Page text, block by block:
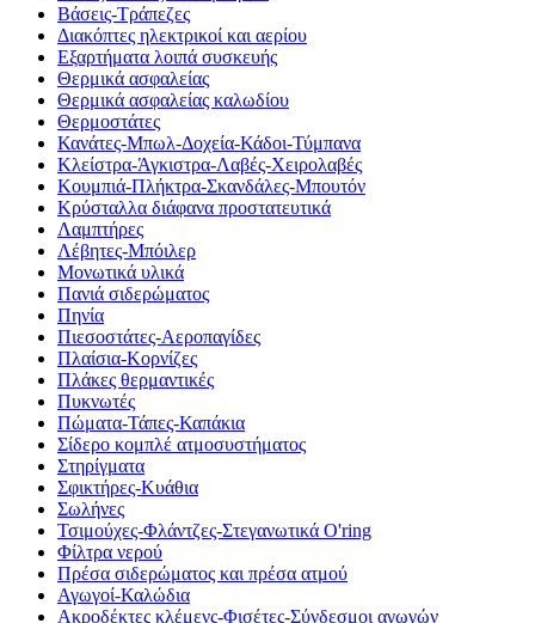
Βάσεις-Τράπεζες
Διακόπτες ηλεκτρικοί και αερίου
Εξαρτήματα λοιπά συσκευής
Θερμικά ασφαλείας
Θερμικά ασφαλείας καλωδίου
Θερμοστάτες
Κανάτες-Μπωλ-Δοχεία-Κάδοι-Τύμπανα
Κλείστρα-Άγκιστρα-Λαβές-Χειρολαβές
Κουμπιά-Πλήκτρα-Σκανδάλες-Μπουτόν
Κρύσταλλα διάφανα προστατευτικά
Λαμπτήρες
Λέβητες-Μπόιλερ
Μονωτικά υλικά
Πανιά σιδερώματος
Πηνία
Πιεσοστάτες-Αεροπαγίδες
Πλαίσια-Κορνίζες
Πλάκες θερμαντικές
Πυκνωτές
Πώματα-Τάπες-Καπάκια
Σίδερο κομπλέ ατμοσυστήματος
Στηρίγματα
Σφικτήρες-Κυάθια
Σωλήνες
Τσιμούχες-Φλάντζες-Στεγανωτικά O'ring
Φίλτρα νερού
Πρέσα σιδερώματος και πρέσα ατμού
Αγωγοί-Καλώδια
Ακροδέκτες κλέμενς-Φισέτες-Σύνδεσμοι αγωγών